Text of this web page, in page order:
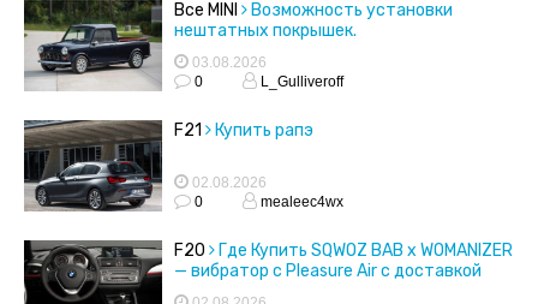
Все MINI
Возможность установки
нештатных покрышек.
03.08.2026
0
L_Gulliveroff
F21 Купить рапэ
02.08.2026
0
mealeec4wx
F20
Где Купить SQWOZ BAB x WOMANIZER
— вибратор с Pleasure Air с доставкой